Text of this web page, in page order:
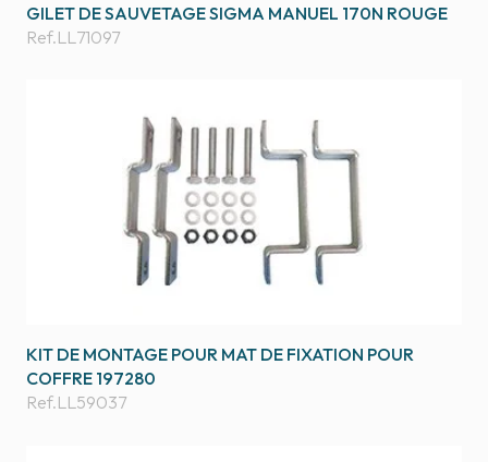
GILET DE SAUVETAGE SIGMA MANUEL 170N ROUGE
Ref.LL71097
KIT DE MONTAGE POUR MAT DE FIXATION POUR
COFFRE 197280
Ref.LL59037